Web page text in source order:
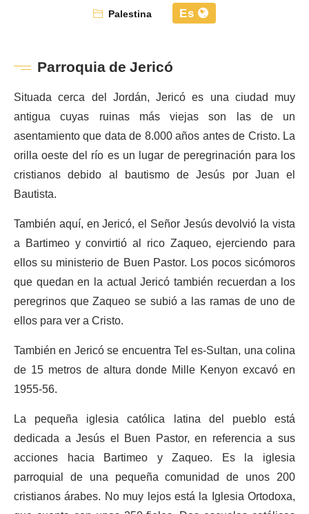
Palestina Es
Parroquia de Jericó
Situada cerca del Jordán, Jericó es una ciudad muy
antigua cuyas ruinas más viejas son las de un
asentamiento que data de 8.000 años antes de Cristo. La
orilla oeste del río es un lugar de peregrinación para los
cristianos debido al bautismo de Jesús por Juan el
Bautista.
También aquí, en Jericó, el Señor Jesús devolvió la vista
a Bartimeo y convirtió al rico Zaqueo, ejerciendo para
ellos su ministerio de Buen Pastor. Los pocos sicómoros
que quedan en la actual Jericó también recuerdan a los
peregrinos que Zaqueo se subió a las ramas de uno de
ellos para ver a Cristo.
También en Jericó se encuentra Tel es-Sultan, una colina
de 15 metros de altura donde Mille Kenyon excavó en
1955-56.
La pequeña iglesia católica latina del pueblo está
dedicada a Jesús el Buen Pastor, en referencia a sus
acciones hacia Bartimeo y Zaqueo. Es la iglesia
parroquial de una pequeña comunidad de unos 200
cristianos árabes. No muy lejos está la Iglesia Ortodoxa,